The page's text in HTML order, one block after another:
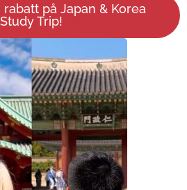
på Japan & Korea
Study Trip!